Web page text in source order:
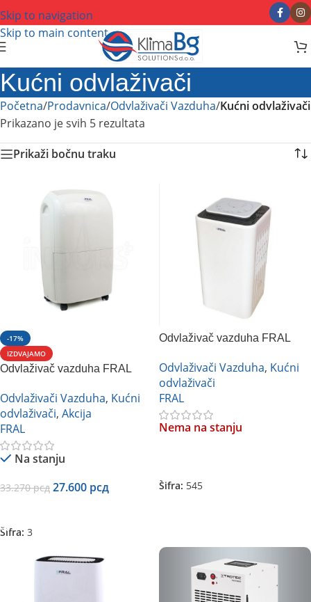
Skip to navigation
Skip to main content
Kućni odvlaživači
Početna/Prodavnica/Odvlaživači Vazduha/Kućni odvlaživači
Prikazano je svih 5 rezultata
Prikaži bočnu traku
-17%
IZDVAJAMO
Odvlaživač vazduha FRAL
Odvlaživači Vazduha, Kućni
odvlaživači, Akcija
FRAL
Na stanju
33.270рсд 27.600 рсд
Šifra: 3
Odvlaživač vazduha FRAL
Odvlaživači Vazduha, Kućni
odvlaživači
FRAL
Nema na stanju
Šifra: 545